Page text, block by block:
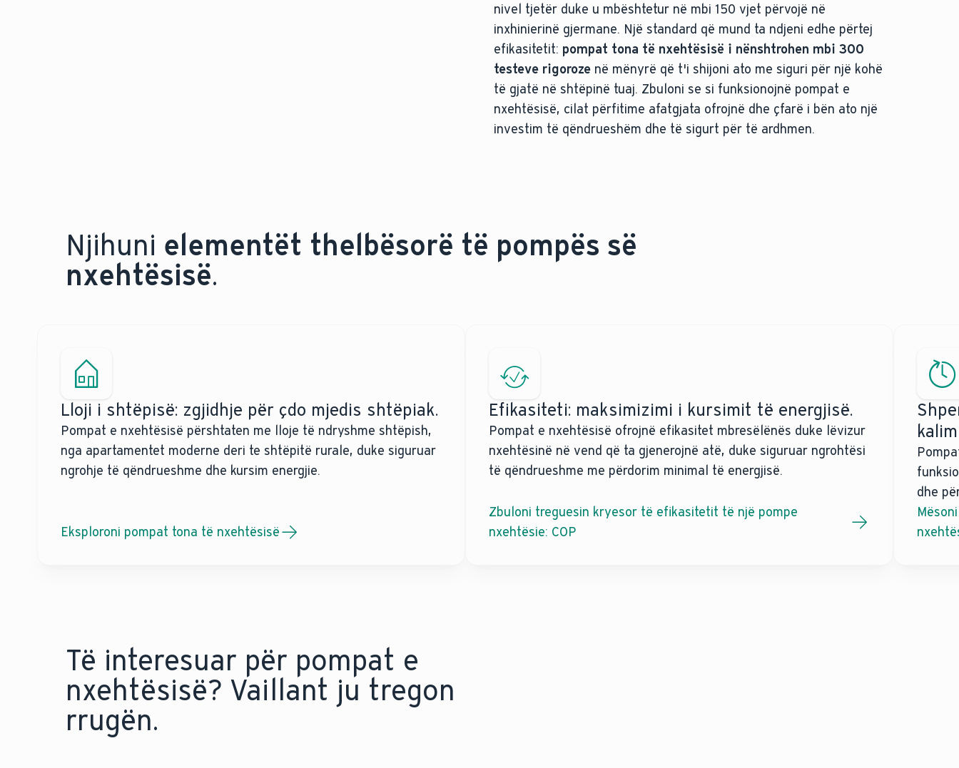
nivel tjetër duke u mbështetur në mbi 150 vjet përvojë në
inxhinierinë gjermane. Një standard që mund ta ndjeni edhe përtej
efikasitetit: pompat tona të nxehtësisë i nënshtrohen mbi 300
testeve rigoroze në mënyrë që t'i shijoni ato me siguri për një kohë
të gjatë në shtëpinë tuaj. Zbuloni se si funksionojnë pompat e
nxehtësisë, cilat përfitime afatgjata ofrojnë dhe çfarë i bën ato një
investim të qëndrueshëm dhe të sigurt për të ardhmen.
Njihuni elementët thelbësorë të pompës së
nxehtësisë.
Lloji i shtëpisë: zgjidhje për çdo mjedis shtëpiak.
Pompat e nxehtësisë përshtaten me lloje të ndryshme shtëpish,
nga apartamentet moderne deri te shtëpitë rurale, duke siguruar
ngrohje të qëndrueshme dhe kursim energjie.
Eksploroni pompat tona të nxehtësisë
Efikasiteti: maksimizimi i kursimit të energjisë.
Pompat e nxehtësisë ofrojnë efikasitet mbresëlënës duke lëvizur
nxehtësinë në vend që ta gjenerojnë atë, duke siguruar ngrohtësi
të qëndrueshme me përdorim minimal të energjisë.
Zbuloni treguesin kryesor të efikasitetit të një pompe
nxehtësie: COP
dhe
Të interesuar për pompat e
nxehtësisë? Vaillant ju tregon
rrugën.